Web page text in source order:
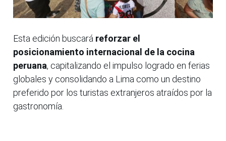
Esta edición buscará reforzar el
posicionamiento internacional de la cocina
peruana, capitalizando el impulso logrado en ferias
globales y consolidando a Lima como un destino
preferido por los turistas extranjeros atraídos por la
gastronomía.